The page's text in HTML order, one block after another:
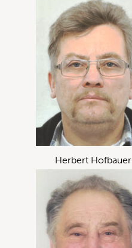
Herbert Hofbauer